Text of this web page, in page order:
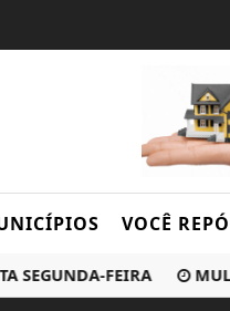
VOCÊ
FEIRA